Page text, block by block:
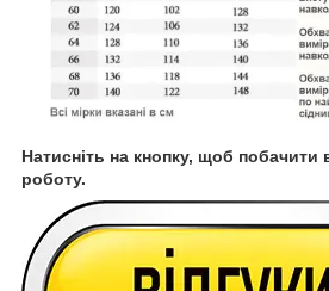
Натисніть на кнопку, щоб побачити
роботу.